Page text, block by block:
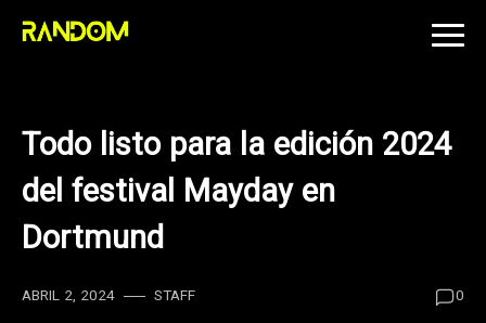
Skip
Todo listo para la edición 2024
del festival Mayday en
Dortmund
ABRIL 2, 2024 STAFF 0